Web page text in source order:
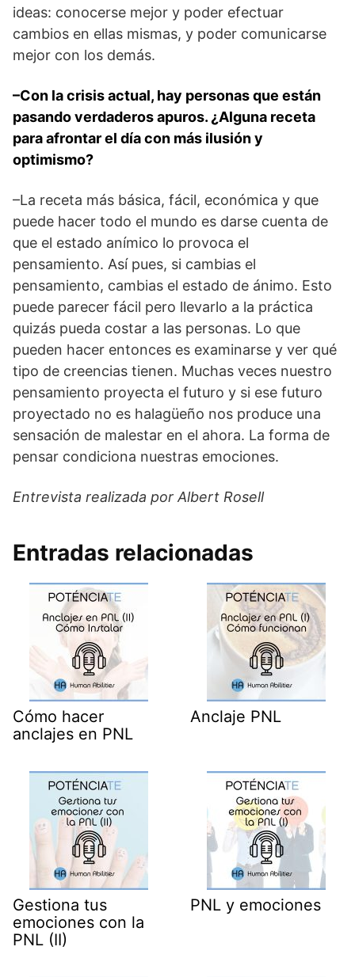
ideas: conocerse mejor y poder efectuar
cambios en ellas mismas, y poder comunicarse
mejor con los demás.
–Con la crisis actual, hay personas que están
pasando verdaderos apuros. ¿Alguna receta
para afrontar el día con más ilusión y
optimismo?
–La receta más básica, fácil, económica y que
puede hacer todo el mundo es darse cuenta de
que el estado anímico lo provoca el
pensamiento. Así pues, si cambias el
pensamiento, cambias el estado de ánimo. Esto
puede parecer fácil pero llevarlo a la práctica
quizás pueda costar a las personas. Lo que
pueden hacer entonces es examinarse y ver qué
tipo de creencias tienen. Muchas veces nuestro
pensamiento proyecta el futuro y si ese futuro
proyectado no es halagüeño nos produce una
sensación de malestar en el ahora. La forma de
pensar condiciona nuestras emociones.
Entrevista realizada por Albert Rosell
Entradas relacionadas
Cómo hacer
anclajes en PNL
Anclaje PNL
Gestiona tus
emociones con la
PNL (II)
PNL y emociones